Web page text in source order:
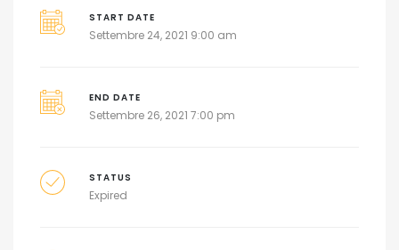
START DATE
Settembre 24, 2021 9:00 am
END DATE
Settembre 26, 2021 7:00 pm
STATUS
Expired